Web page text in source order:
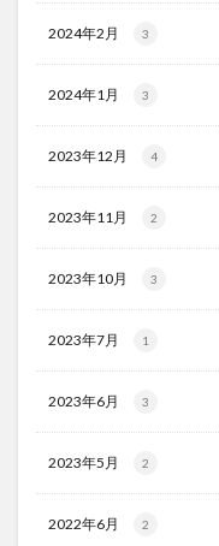
2024年2月 3
2024年1月 3
2023年12月 4
2023年11月 2
2023年10月 3
2023年7月 1
2023年6月 3
2023年5月 2
2022年6月 2